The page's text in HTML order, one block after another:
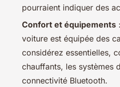
pourraient indiquer des
Confort et équipements
voiture est équipée des
considérez essentielles,
chauffants, les systèmes
connectivité Bluetooth.